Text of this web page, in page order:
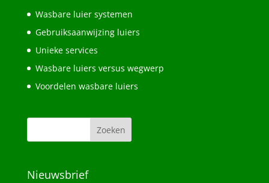
Wasbare luier systemen
Gebruiksaanwijzing luiers
Unieke services
Wasbare luiers versus wegwerp
Voordelen wasbare luiers
Nieuwsbrief